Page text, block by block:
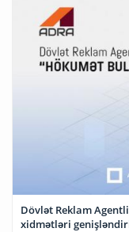
Dövlət Reklam
xidmətləri